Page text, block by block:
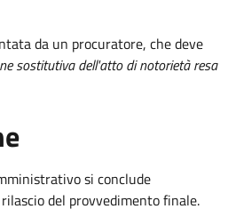
da un procuratore, che deve
sostitutiva dell'atto di notorietà resa
si conclude
del provvedimento finale.